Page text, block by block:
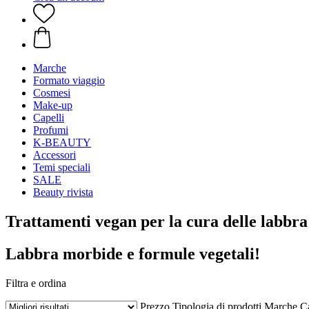
Marche
Formato viaggio
Cosmesi
Make-up
Capelli
Profumi
K-BEAUTY
Accessori
Temi speciali
SALE
Beauty rivista
Trattamenti vegan per la cura delle labbra
Labbra morbide e formule vegetali!
Filtra e ordina
Prezzo Tipologia di prodotti Marche